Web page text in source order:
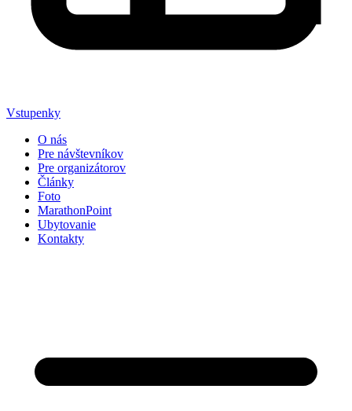
Vstupenky
O nás
Pre návštevníkov
Pre organizátorov
Články
Foto
MarathonPoint
Ubytovanie
Kontakty